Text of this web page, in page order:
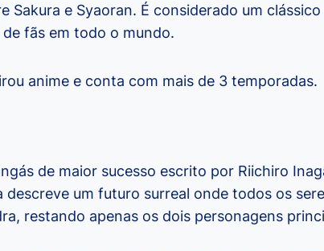
Sakura e Syaoran. É considerado um
fãs em todo o mundo.
anime e conta com mais de 3 temporadas.
de maior sucesso escrito por Riichiro
descreve um futuro surreal onde todos os
restando apenas os dois personagens